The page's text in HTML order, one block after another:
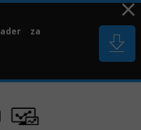
za
Pro
Trader